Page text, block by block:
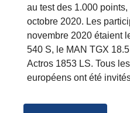
au test des 1.000 points,
octobre 2020. Les
novembre 2020 étaient
540 S, le MAN TGX
Actros 1853 LS. Tous
européens ont été